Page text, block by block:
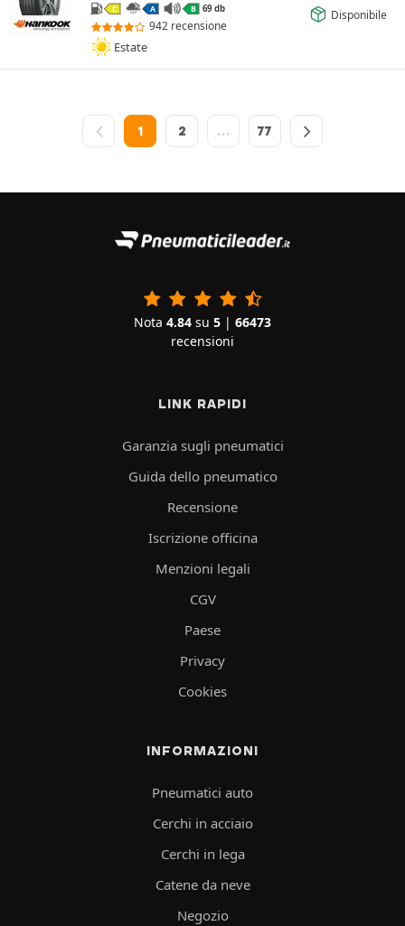
C A B 69 db
942 recensione
Estate
Disponibile
1 2 … 77
Nota 4.84 su 5 | 66473
recensioni
LINK RAPIDI
Garanzia sugli pneumatici
Guida dello pneumatico
Recensione
Iscrizione officina
Menzioni legali
CGV
Paese
Privacy
Cookies
INFORMAZIONI
Pneumatici auto
Cerchi in acciaio
Cerchi in lega
Catene da neve
Negozio